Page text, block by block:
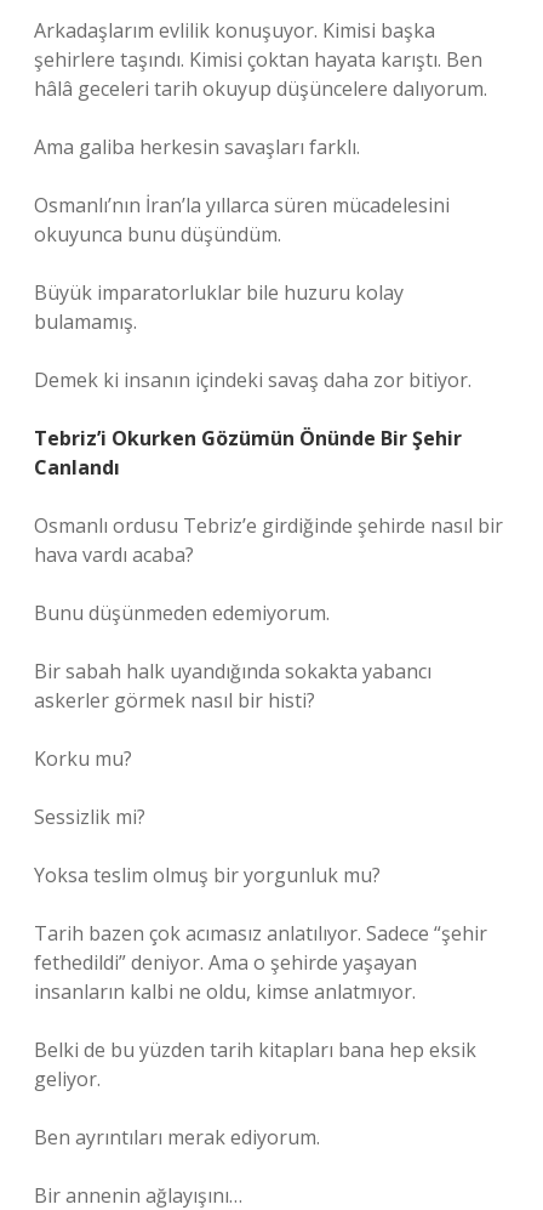
Arkadaşlarım evlilik konuşuyor. Kimisi başka
şehirlere taşındı. Kimisi çoktan hayata karıştı. Ben
hâlâ geceleri tarih okuyup düşüncelere dalıyorum.
Ama galiba herkesin savaşları farklı.
Osmanlı’nın İran’la yıllarca süren mücadelesini
okuyunca bunu düşündüm.
Büyük imparatorluklar bile huzuru kolay
bulamamış.
Demek ki insanın içindeki savaş daha zor bitiyor.
Tebriz’i Okurken Gözümün Önünde Bir Şehir
Canlandı
Osmanlı ordusu Tebriz’e girdiğinde şehirde nasıl bir
hava vardı acaba?
Bunu düşünmeden edemiyorum.
Bir sabah halk uyandığında sokakta yabancı
askerler görmek nasıl bir histi?
Korku mu?
Sessizlik mi?
Yoksa teslim olmuş bir yorgunluk mu?
Tarih bazen çok acımasız anlatılıyor. Sadece “şehir
fethedildi” deniyor. Ama o şehirde yaşayan
insanların kalbi ne oldu, kimse anlatmıyor.
Belki de bu yüzden tarih kitapları bana hep eksik
geliyor.
Ben ayrıntıları merak ediyorum.
Bir annenin ağlayışını…